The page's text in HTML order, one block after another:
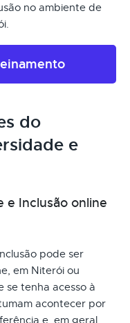
no ambiente de
do
e
e Inclusão online
pode ser
em Niterói ou
tenha acesso à
acontecer por
e, em geral,